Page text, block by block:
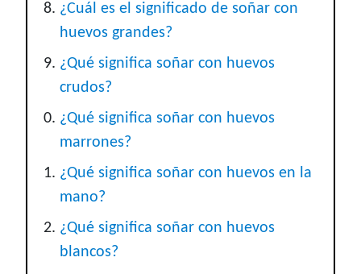
¿Cuál es el significado de soñar con
huevos grandes?
¿Qué significa soñar con huevos
crudos?
¿Qué significa soñar con huevos
marrones?
¿Qué significa soñar con huevos en la
mano?
¿Qué significa soñar con huevos
blancos?